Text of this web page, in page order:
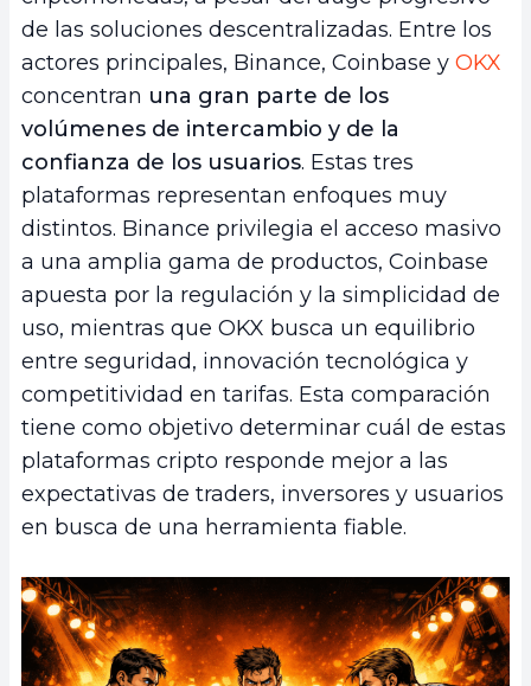
de las soluciones descentralizadas. Entre los
actores principales, Binance, Coinbase y OKX
concentran una gran parte de los
volúmenes de intercambio y de la
confianza de los usuarios. Estas tres
plataformas representan enfoques muy
distintos. Binance privilegia el acceso masivo
a una amplia gama de productos, Coinbase
apuesta por la regulación y la simplicidad de
uso, mientras que OKX busca un equilibrio
entre seguridad, innovación tecnológica y
competitividad en tarifas. Esta comparación
tiene como objetivo determinar cuál de estas
plataformas cripto responde mejor a las
expectativas de traders, inversores y usuarios
en busca de una herramienta fiable.